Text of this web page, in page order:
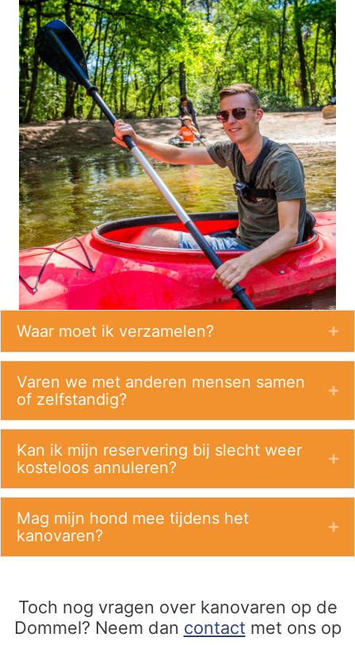
Waar moet ik verzamelen?
Varen we met anderen mensen samen
of zelfstandig?
Kan ik mijn reservering bij slecht weer
kosteloos annuleren?
Mag mijn hond mee tijdens het
kanovaren?
Toch nog vragen over kanovaren op de
Dommel? Neem dan contact met ons op